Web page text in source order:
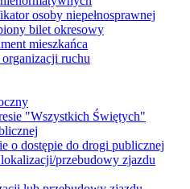
osoby niepełnosprawnej
bilet okresowy
mieszkańca
ruchu
"Wszystkich Świętych"
o dostępie do drogi publicznej
przebudowy zjazdu